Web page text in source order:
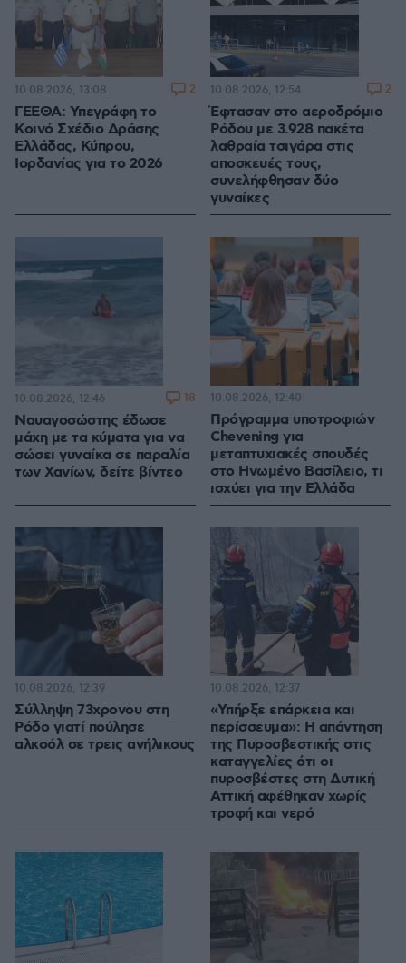
ΓΕΕΘΑ: Υπεγράφη το
Κοινό Σχέδιο Δράσης
Ελλάδας, Κύπρου,
Ιορδανίας για το 2026
10.08.2026, 13:08 2
Έφτασαν στο αεροδρόμιο
Ρόδου με 3.928 πακέτα
λαθραία τσιγάρα στις
αποσκευές τους,
συνελήφθησαν δύο
γυναίκες
10.08.2026, 12:54 2
Ναυαγοσώστης έδωσε
μάχη με τα κύματα για να
σώσει γυναίκα σε παραλία
των Χανίων, δείτε βίντεο
10.08.2026, 12:46 18
Πρόγραμμα υποτροφιών
Chevening για
μεταπτυχιακές σπουδές
στο Ηνωμένο Βασίλειο, τι
ισχύει για την Ελλάδα
10.08.2026, 12:40
Σύλληψη 73χρονου στη
Ρόδο γιατί πούλησε
αλκοόλ σε τρεις ανήλικους
10.08.2026, 12:39
«Υπήρξε επάρκεια και
περίσσευμα»: Η απάντηση
της Πυροσβεστικής στις
καταγγελίες ότι οι
πυροσβέστες στη Δυτική
Αττική αφέθηκαν χωρίς
τροφή και νερό
10.08.2026, 12:37